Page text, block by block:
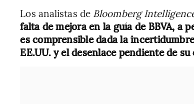
Los analistas de Bloomberg
falta de mejora en la guía de BBVA, a
es comprensible dada la
EE.UU. y el desenlace pendiente de